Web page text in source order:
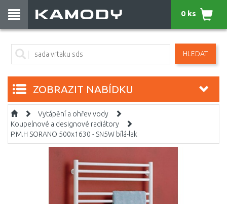
HLEDAT
0 ks
ZOBRAZIT NABÍDKU
Vytápění a ohřev vody
Koupelnové a designové radiátory
P.M.H SORANO 500x1630 - SN5W bílá-lak